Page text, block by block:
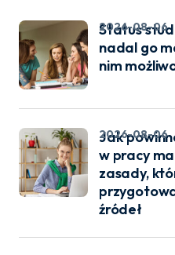
Status
nadal go
nim
2026-08-06
Jak
w pracy
zasady,
źródeł
2026-08-06